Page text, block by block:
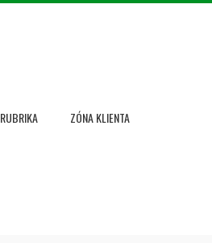
RUBRIKA ZÓNA KLIENTA